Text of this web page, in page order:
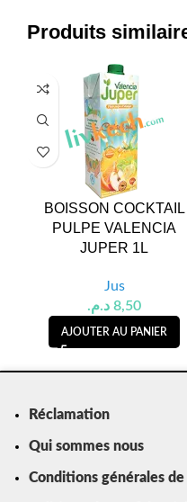
Produits
BOISSON COCKTAIL
PULPE VALENCIA
JUPER 1L
Jus
8,50 د.م.
AJOUTER AU PANIER
Réclamation
Qui sommes nous
Conditions générales